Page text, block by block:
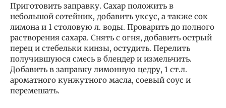
Приготовить заправку. Сахар положить в
небольшой сотейник, добавить уксус, а также сок
лимона и 1 столовую л. воды. Проварить до полного
растворения сахара. Снять с огня, добавить острый
перец и стебельки кинзы, остудить. Перелить
получившуюся смесь в блендер и измельчить.
Добавить в заправку лимонную цедру, 1 ст.л.
ароматного кунжутного масла, соевый соус и
перемешать.